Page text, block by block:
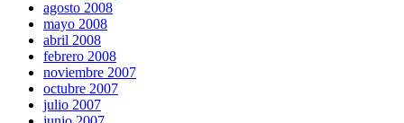
agosto 2008
mayo 2008
abril 2008
febrero 2008
noviembre 2007
octubre 2007
julio 2007